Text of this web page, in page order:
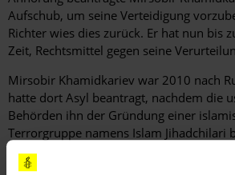
Aufschub, um seine Verteidigung
Richter wies dies zurück. Er hat nun bis
Zeit, Rechtsmittel gegen seine
Mirsobir Khamidkariev war 2010 nach
hatte dort Asyl beantragt, nachdem die
Behörden ihn der Gründung einer
Terrorgruppe namens Islam Jihadchilari
was er jedoch vehement bestreitet.
er am 9. Juni 2014 von Angehörigen des